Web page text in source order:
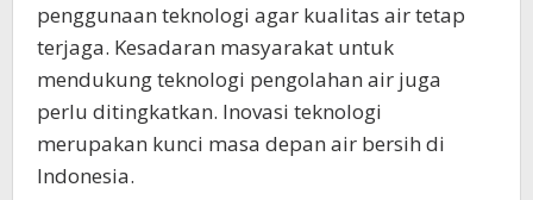
penggunaan teknologi agar kualitas air tetap
terjaga. Kesadaran masyarakat untuk
mendukung teknologi pengolahan air juga
perlu ditingkatkan. Inovasi teknologi
merupakan kunci masa depan air bersih di
Indonesia.